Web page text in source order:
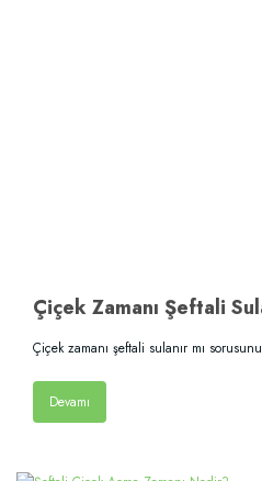
Çiçek Zamanı Şeftali
Çiçek zamanı şeftali sulanır mı
Devamı